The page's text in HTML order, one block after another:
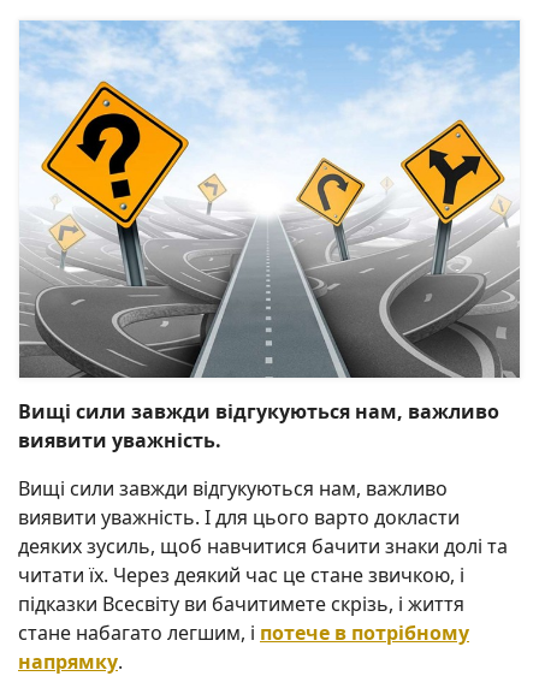
Вищі сили завжди відгукуються нам, важливо
виявити уважність.
Вищі сили завжди відгукуються нам, важливо
виявити уважність. І для цього варто докласти
деяких зусиль, щоб навчитися бачити знаки долі та
читати їх. Через деякий час це стане звичкою, і
підказки Всесвіту ви бачитимете скрізь, і життя
стане набагато легшим, і потече в потрібному
напрямку.